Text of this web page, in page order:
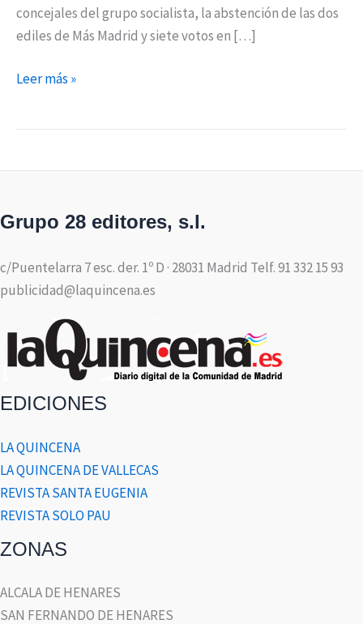
concejales del grupo socialista, la abstención de las dos
ediles de Más Madrid y siete votos en […]
Leer más »
Grupo 28 editores, s.l.
c/Puentelarra 7 esc. der. 1º D · 28031 Madrid Telf. 91 332 15 93
publicidad@laquincena.es
EDICIONES
LA QUINCENA
LA QUINCENA DE VALLECAS
REVISTA SANTA EUGENIA
REVISTA SOLO PAU
ZONAS
ALCALA DE HENARES
SAN FERNANDO DE HENARES